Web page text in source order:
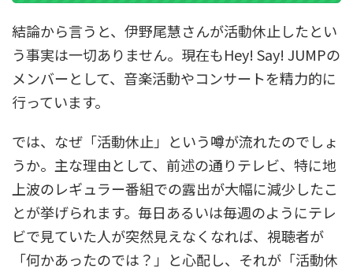
結論から言うと、伊野尾慧さんが活動休止したとい
う事実は一切ありません。現在もHey! Say! JUMPの
メンバーとして、音楽活動やコンサートを精力的に
行っています。
では、なぜ「活動休止」という噂が流れたのでしょ
うか。主な理由として、前述の通りテレビ、特に地
上波のレギュラー番組での露出が大幅に減少したこ
とが挙げられます。毎日あるいは毎週のようにテレ
ビで見ていた人が突然見えなくなれば、視聴者が
「何かあったのでは？」と心配し、それが「活動休